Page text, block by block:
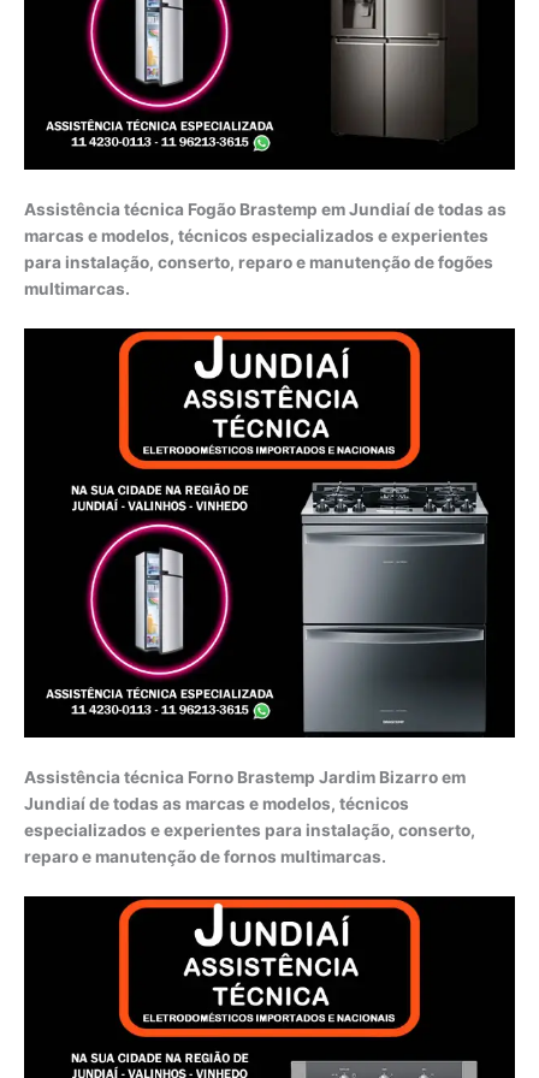
Assistência técnica Fogão Brastemp em Jundiaí de todas as
marcas e modelos, técnicos especializados e experientes
para instalação, conserto, reparo e manutenção de fogões
multimarcas.
Assistência técnica Forno Brastemp Jardim Bizarro em
Jundiaí de todas as marcas e modelos, técnicos
especializados e experientes para instalação, conserto,
reparo e manutenção de fornos multimarcas.